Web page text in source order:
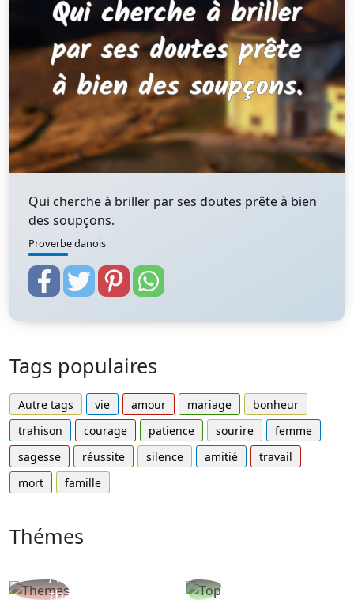
Qui cherche à briller par ses doutes prête à bien
des soupçons.
Proverbe danois
Tags populaires
Autre tags vie amour mariage
bonheur
trahison
courage patience sourire
femme
sagesse
réussite silence amitié
travail
mort
famille
Thémes
Autres
thèmes